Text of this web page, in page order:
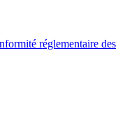
réglementaire des